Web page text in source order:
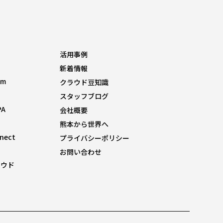
ド
活用事例
新着情報
クラウド豆知識
スタッフブログ
会社概要
熊本から世界へ
プライバシーポリシー
お問い合わせ